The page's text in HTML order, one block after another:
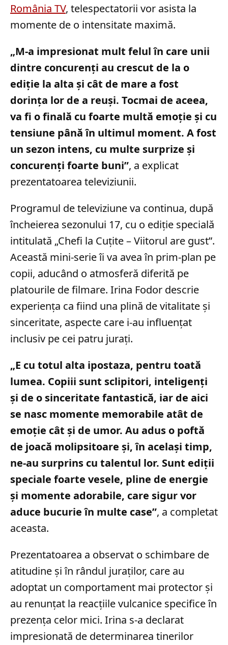
România TV, telespectatorii vor asista la
momente de o intensitate maximă.
„M-a impresionat mult felul în care unii
dintre concurenți au crescut de la o
ediție la alta și cât de mare a fost
dorința lor de a reuși. Tocmai de aceea,
va fi o finală cu foarte multă emoție și cu
tensiune până în ultimul moment. A fost
un sezon intens, cu multe surprize și
concurenți foarte buni”, a explicat
prezentatoarea televiziunii.
Programul de televiziune va continua, după
încheierea sezonului 17, cu o ediție specială
intitulată „Chefi la Cuțite – Viitorul are gust”.
Această mini-serie îi va avea în prim-plan pe
copii, aducând o atmosferă diferită pe
platourile de filmare. Irina Fodor descrie
experiența ca fiind una plină de vitalitate și
sinceritate, aspecte care i-au influențat
inclusiv pe cei patru jurați.
„E cu totul alta ipostaza, pentru toată
lumea. Copiii sunt sclipitori, inteligenţi
şi de o sinceritate fantastică, iar de aici
se nasc momente memorabile atât de
emoţie cât şi de umor. Au adus o poftă
de joacă molipsitoare şi, în același timp,
ne-au surprins cu talentul lor. Sunt ediții
speciale foarte vesele, pline de energie
şi momente adorabile, care sigur vor
aduce bucurie în multe case”, a completat
aceasta.
Prezentatoarea a observat o schimbare de
atitudine și în rândul juraților, care au
adoptat un comportament mai protector și
au renunțat la reacțiile vulcanice specifice în
prezența celor mici. Irina s-a declarat
impresionată de determinarea tinerilor